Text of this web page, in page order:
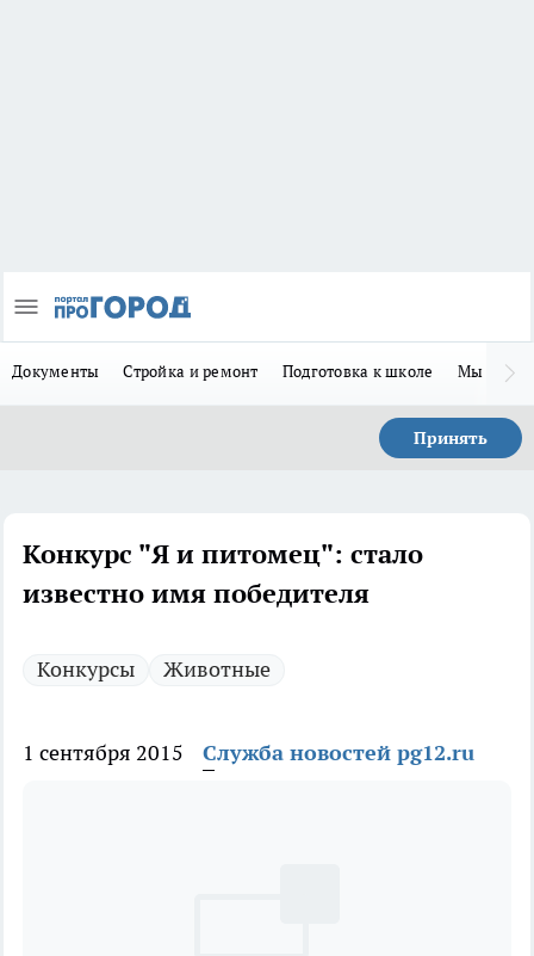
Документы Стройка и ремонт Подготовка к школе Мы в MAX
Принять
Конкурс "Я и питомец": стало
известно имя победителя
Конкурсы Животные
1 сентября 2015 Служба новостей pg12.ru